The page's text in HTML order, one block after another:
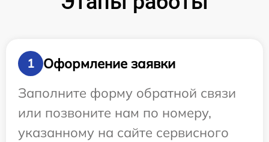
1
Оформление заявки
Заполните форму обратной связи
или позвоните нам по номеру,
указанному на сайте сервисного